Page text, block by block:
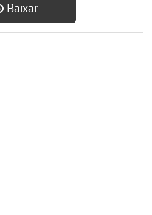
Baixar